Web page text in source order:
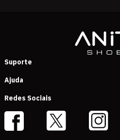
Suporte
Ajuda
Redes Sociais